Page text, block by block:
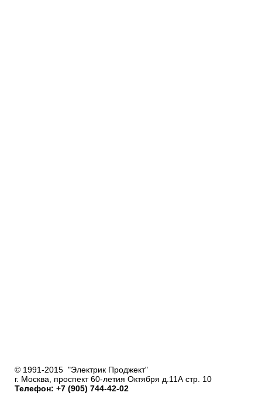
© 1991-2015 "Электрик Проджект"
г. Москва, проспект 60-летия Октября д.11А стр. 10
Телефон: +7 (905) 744-42-02